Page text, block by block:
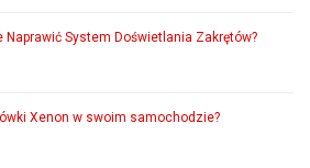
System Doświetlania Zakrętów?
Xenon w swoim samochodzie?